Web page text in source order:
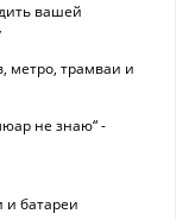
вашей
метро, трамваи и
не знаю“ -
и батареи